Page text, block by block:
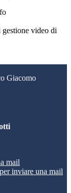
video di
Giacomo
mail
inviare una mail